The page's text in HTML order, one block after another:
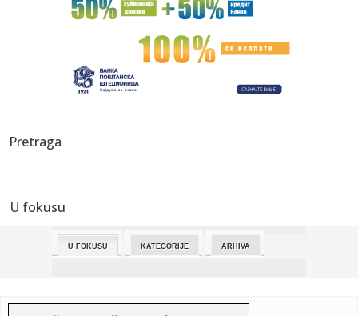
Bačka Topola: Obeležen Dan sela i hramovna slava u
11:45:Održan 16. Eko festival u Kikindi
i...
11:42:
11:40:
Bogu hvala niko nije stradao: Tramvaj udario u zgradu u
Pretraga
U fokusu
U FOKUSU KATEGORIJE ARHIVA